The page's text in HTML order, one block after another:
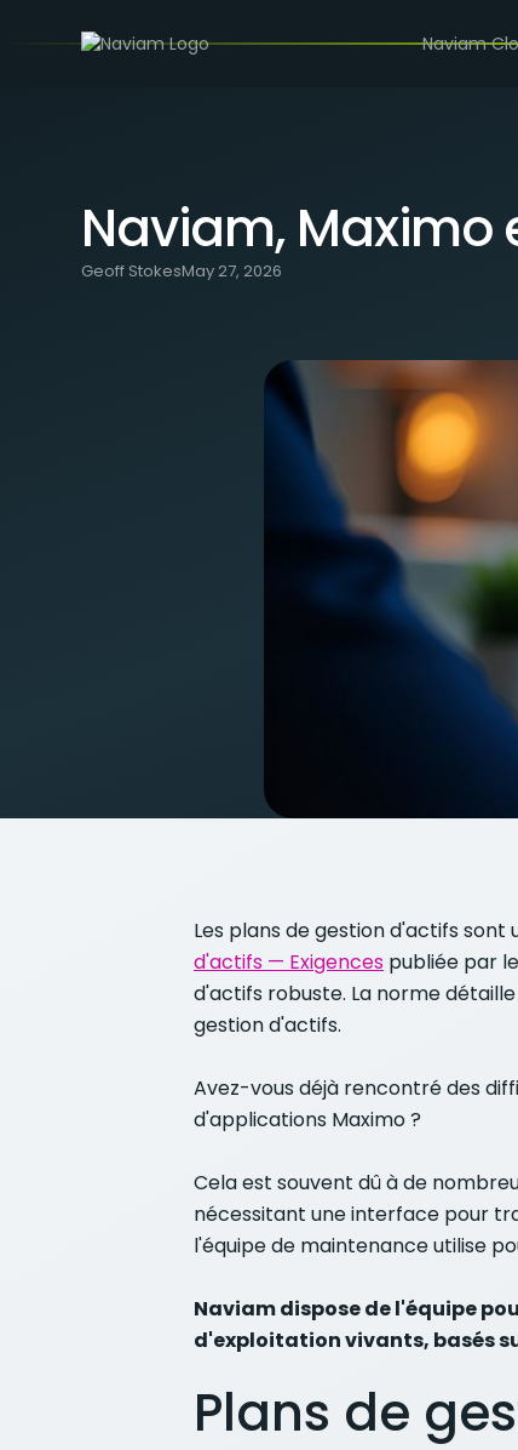
Naviam
BLOG / NAVIAM, MAXIMO ET LES PLANS DE
Naviam, Maximo
Geoff StokesMay 27, 2026
Les plans de gestion d'actifs
d'actifs — Exigences publiée par
d'actifs robuste. La norme
gestion d'actifs.
Avez-vous déjà rencontré des
d'applications Maximo ?
Cela est souvent dû à de
nécessitant une interface pour
l'équipe de maintenance utilise
Naviam dispose de l'équipe
d'exploitation vivants, basés
Plans de